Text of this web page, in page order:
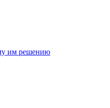
им решению